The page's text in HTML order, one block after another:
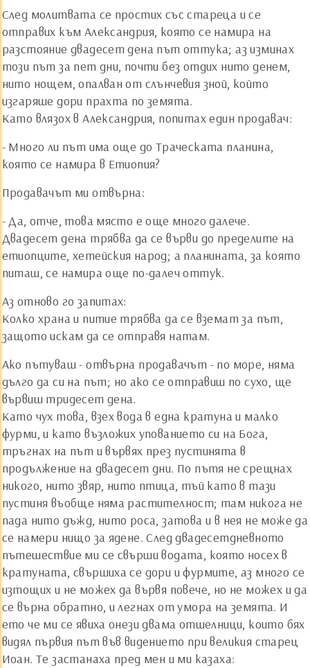
След молитвата се простих със стареца и се
отправих към Александрия, която се намира на
разстояние двадесет дена път оттука; аз изминах
този път за пет дни, почти без отдих нито денем,
нито нощем, опалван от слънчевия зной, който
изгаряше дори прахта по земята.
Като влязох в Александрия, попитах един продавач:
- Много ли път има още до Траческата планина,
която се намира в Етиопия?
Продавачът ми отвърна:
- Да, отче, това място е още много далече.
Двадесет дена трябва да се върви до пределите на
етиопците, хетейския народ; а планината, за която
питаш, се намира още по-далеч оттук.
Аз отново го запитах:
Колко храна и питие трябва да се вземат за път,
защото искам да се отправя натам.
Ако пътуваш - отвърна продавачът - по море, няма
дълго да си на път; но ако се отправиш по сухо, ще
вървиш тридесет дена.
Като чух това, взех вода в една кратуна и малко
фурми, и като възложих упованието си на Бога,
тръгнах на път и вървях през пустинята в
продължение на двадесет дни. По пътя не срещнах
никого, нито звяр, нито птица, тъй като в тази
пустиня въобще няма растителност; там никога не
пада нито дъжд, нито роса, затова и в нея не може да
се намери нищо за ядене. След двадесетдневното
пътешествие ми се свърши водата, която носех в
кратуната, свършиха се дори и фурмите, аз много се
изтощих и не можех да вървя повече, но не можех и да
се върна обратно, и легнах от умора на земята. И
ето че ми се явиха онези двама отшелници, които бях
видял първия път във видението при великия старец
Иоан. Те застанаха пред мен и ми казаха: